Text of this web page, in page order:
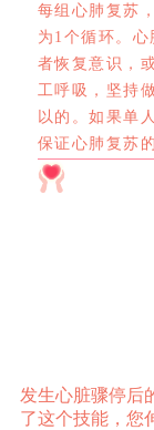
每组心肺复苏
为1个循环。
者恢复意识，
工呼吸，坚持
以的。如果单
保证心肺复苏
发生心脏骤停后
了这个技能，您